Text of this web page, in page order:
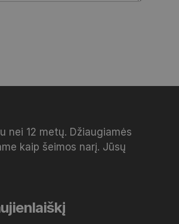
nei 12 metų. Džiaugiamės
kaip šeimos narį. Jūsų